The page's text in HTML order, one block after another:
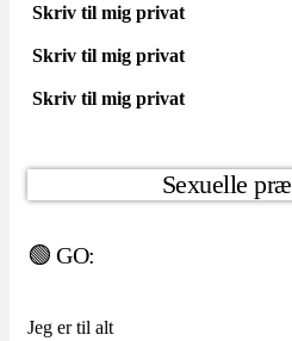
Skriv til mig privat
Skriv til mig privat
Skriv til mig privat
Sexuelle
🟢 GO:
Jeg er til alt